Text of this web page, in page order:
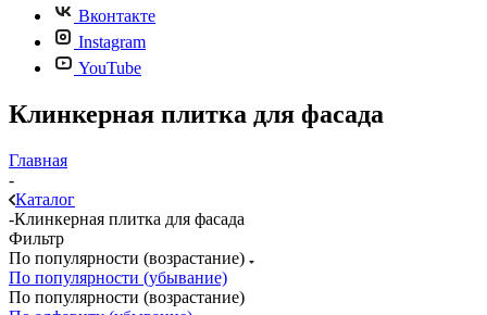
Вконтакте
Instagram
YouTube
Клинкерная плитка для фасада
Главная
-
Каталог
-Клинкерная плитка для фасада
Фильтр
По популярности (возрастание)
По популярности (убывание)
По популярности (возрастание)